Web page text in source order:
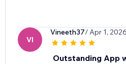
VI
Vineeth37/ Apr 1, 2026
Outstanding App